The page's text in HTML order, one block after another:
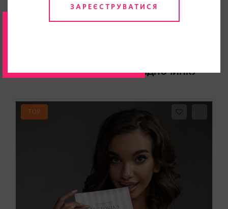
ПОПУЛЯРНІ ДЛЯ ДОМУ І ВІДПОЧИНКУ
TOP
ЗАРЕЄСТРУВАТИСЯ